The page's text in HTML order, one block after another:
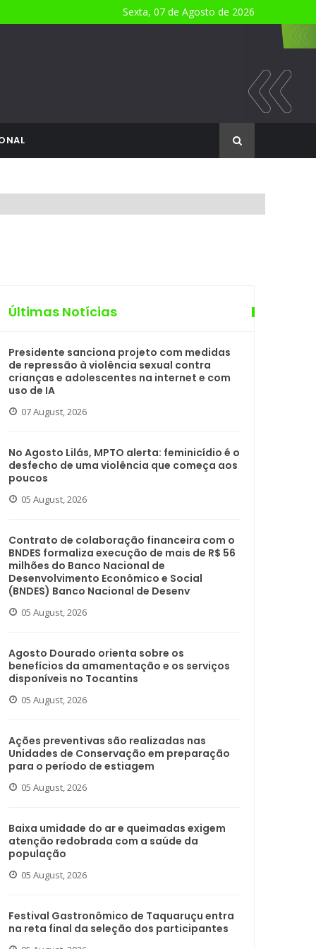
Sexta, 07 de Agosto de 2026
Últimas Notícias
Presidente sanciona projeto com medidas
de repressão à violência sexual contra
crianças e adolescentes na internet e com
uso de IA
07 August, 2026
No Agosto Lilás, MPTO alerta: feminicídio é o
desfecho de uma violência que começa aos
poucos
05 August, 2026
Contrato de colaboração financeira com o
BNDES formaliza execução de mais de R$ 56
milhões do Banco Nacional de
Desenvolvimento Econômico e Social
(BNDES) Banco Nacional de Desenv
05 August, 2026
Agosto Dourado orienta sobre os
benefícios da amamentação e os serviços
disponíveis no Tocantins
05 August, 2026
Ações preventivas são realizadas nas
Unidades de Conservação em preparação
para o período de estiagem
05 August, 2026
Baixa umidade do ar e queimadas exigem
atenção redobrada com a saúde da
população
05 August, 2026
Festival Gastronômico de Taquaruçu entra
na reta final da seleção dos participantes